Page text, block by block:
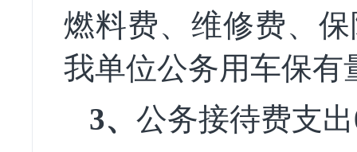
燃料费、维修费、
我单位公务用车保有
3、 公务接待费支